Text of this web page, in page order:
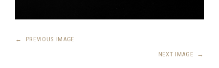
← PREVIOUS IMAGE
NEXT IMAGE →